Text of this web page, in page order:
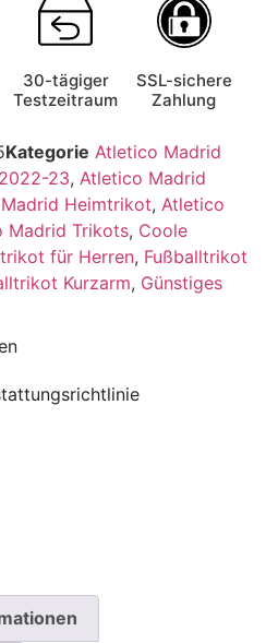
30-tägiger
Testzeitraum
SSL-sichere
Zahlung
Kategorie Atletico Madrid
23, Atletico Madrid
Heimtrikot, Atletico
Madrid Trikots, Coole
für Herren, Fußballtrikot
Kurzarm, Günstiges